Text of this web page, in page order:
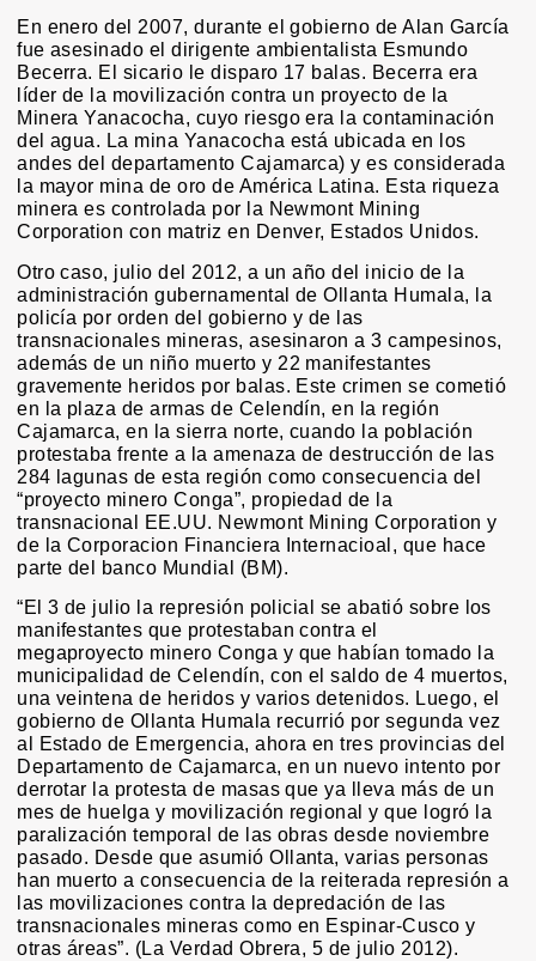
En enero del 2007, durante el gobierno de Alan García
fue asesinado el dirigente ambientalista Esmundo
Becerra. El sicario le disparo 17 balas. Becerra era
líder de la movilización contra un proyecto de la
Minera Yanacocha, cuyo riesgo era la contaminación
del agua. La mina Yanacocha está ubicada en los
andes del departamento Cajamarca) y es considerada
la mayor mina de oro de América Latina. Esta riqueza
minera es controlada por la Newmont Mining
Corporation con matriz en Denver, Estados Unidos.
Otro caso, julio del 2012, a un año del inicio de la
administración gubernamental de Ollanta Humala, la
policía por orden del gobierno y de las
transnacionales mineras, asesinaron a 3 campesinos,
además de un niño muerto y 22 manifestantes
gravemente heridos por balas. Este crimen se cometió
en la plaza de armas de Celendín, en la región
Cajamarca, en la sierra norte, cuando la población
protestaba frente a la amenaza de destrucción de las
284 lagunas de esta región como consecuencia del
“proyecto minero Conga”, propiedad de la
transnacional EE.UU. Newmont Mining Corporation y
de la Corporacion Financiera Internacioal, que hace
parte del banco Mundial (BM).
“El 3 de julio la represión policial se abatió sobre los
manifestantes que protestaban contra el
megaproyecto minero Conga y que habían tomado la
municipalidad de Celendín, con el saldo de 4 muertos,
una veintena de heridos y varios detenidos. Luego, el
gobierno de Ollanta Humala recurrió por segunda vez
al Estado de Emergencia, ahora en tres provincias del
Departamento de Cajamarca, en un nuevo intento por
derrotar la protesta de masas que ya lleva más de un
mes de huelga y movilización regional y que logró la
paralización temporal de las obras desde noviembre
pasado. Desde que asumió Ollanta, varias personas
han muerto a consecuencia de la reiterada represión a
las movilizaciones contra la depredación de las
transnacionales mineras como en Espinar-Cusco y
otras áreas”. (La Verdad Obrera, 5 de julio 2012).